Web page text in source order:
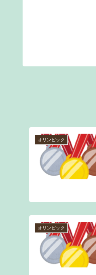
オリンピック
オリンピック